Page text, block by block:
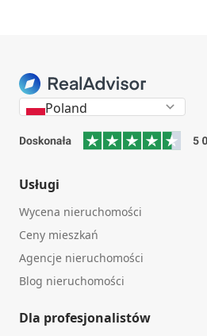
Poland
Usługi
Wycena nieruchomości
Ceny mieszkań
Agencje nieruchomości
Blog nieruchomości
Dla profesjonalistów